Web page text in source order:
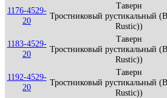
1176-4529-
20
Таверн
Тростниковый рустикальный
Rustic))
1183-4529-
20
Таверн
Тростниковый рустикальный
Rustic))
1192-4529-
20
Таверн
Тростниковый рустикальный
Rustic))